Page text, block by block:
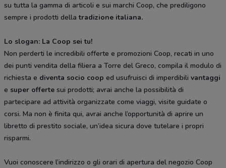
su tutta la gamma di articoli e sui marchi Coop, che prediligono
sempre i prodotti dellatradizione italiana.
Lo slogan: La Coop sei tu!
Non perderti le incredibili offerte e promozioni Coop, recati in uno
dei punti vendita della filiera a Torre del Greco, compila il modulo di
richiesta e diventa socio coop ed usufruisci di imperdibili vantaggi
e super offerte sui prodotti; avrai anche la possibilità di
partecipare ad attività organizzate come viaggi, visite guidate o
corsi. Ma non è finita qui, avrai anche l’opportunità di aprire un
libretto di prestito sociale, un’idea sicura dove tutelare i propri
risparmi.
Vuoi conoscere l’indirizzo o gli orari di apertura del negozio Coop